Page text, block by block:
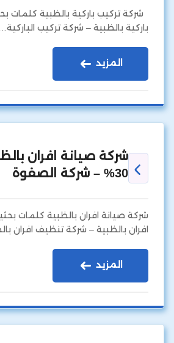
شركة تركيب باركية بالظبية كلمات
باركية بالظبية – شركة تركيب الباركية…
المزيد
شركة صيانة افران
30% – شركة الصفوة
شركة صيانة افران بالظبية كلمات
افران بالظبية – شركة تنظيف افران
المزيد